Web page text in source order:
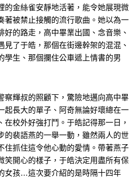
的金絲雀安靜地活著，能令她展現微
著被禁止接觸的流行歌曲。她以為一
好的路走，高中畢業出國、念音樂、
了于皓，那個在街邊幹架的混混、
學生、那個攔住公車遞上情書的男
察輝叔的照顧下，驚險地邁向高中畢
起長大的單子、阿奇無論好壞總在一
在校外好強打鬥。于皓記得那一日，
的裴語燕的一舉一動，雖然兩人的世
住抓住這令他心動的愛情。帶著燕子
笑開心的樣子，于皓決定用盡所有保
女孩…這次要介紹的是時隔十四年